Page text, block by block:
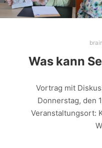
Was kann
Vortrag mit
Donnerstag, den
Veranstaltungsort: